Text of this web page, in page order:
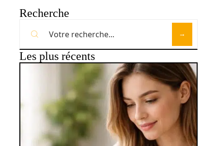
Recherche
Les plus récents